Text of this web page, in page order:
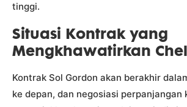
tinggi.
Situasi Kontrak yang
Mengkhawatirkan
Kontrak Sol Gordon akan berakhir
ke depan, dan negosiasi perpanjangan